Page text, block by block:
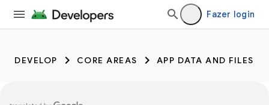
Fazer login
DEVELOP CORE AREAS APP DATA AND FILES